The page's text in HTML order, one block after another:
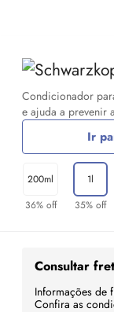
Condicionador
e ajuda a prevenir
Ir
200ml
36% off
1l
35% off
Consultar
Informações de
Confira as